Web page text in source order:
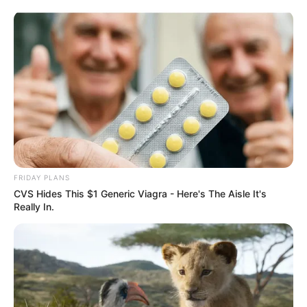
au
contenu AU PETIT PARIEUR
Pronostic Gratuit du Tiercé Quinté PMU du jour
Menu
FRIDAY PLANS
CVS Hides This $1 Generic Viagra - Here's The Aisle It's
Really In.